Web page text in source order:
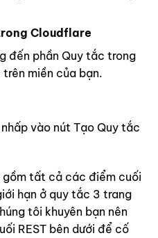
Cloudflare
đến phần Quy tắc trong
miền của bạn.
vào nút Tạo Quy tắc
gồm tất cả các điểm cuối
hạn ở quy tắc 3 trang
tôi khuyên bạn nên
REST bên dưới để cố